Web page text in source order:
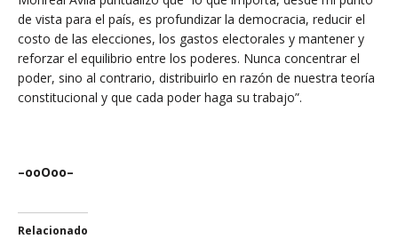
de vista para el país, es profundizar la democracia, reducir el
costo de las elecciones, los gastos electorales y mantener y
reforzar el equilibrio entre los poderes. Nunca concentrar el
poder, sino al contrario, distribuirlo en razón de nuestra teoría
constitucional y que cada poder haga su trabajo”.
–ooOoo–
Relacionado